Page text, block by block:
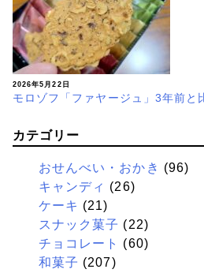
2026年5月22日
モロゾフ「ファヤージュ」3年前と
カテゴリー
おせんべい・おかき (96)
キャンディ (26)
ケーキ (21)
スナック菓子 (22)
チョコレート
(60)
和菓子 (207)